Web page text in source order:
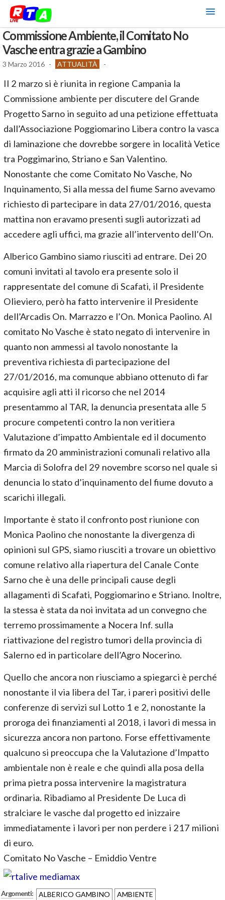
Commissione Ambiente, il Comitato No
Vasche entra grazie a Gambino
3 Marzo 2016 - ATTUALITÀ -
Il 2 marzo si è riunita in regione Campania la
Commissione ambiente per discutere del Grande
Progetto Sarno in seguito ad una petizione effettuata
dall’Associazione Poggiomarino Libera contro la vasca
di laminazione che dovrebbe sorgere in località Vetice
tra Poggimarino, Striano e San Valentino.
Nonostante che come Comitato No Vasche, No
Inquinamento, Si alla messa del fiume Sarno avevamo
richiesto di partecipare in data 27/01/2016, questa
mattina non eravamo presenti sugli autorizzati ad
accedere agli uffici, ma grazie all’intervento dell’On.
Alberico Gambino siamo riusciti ad entrare. Dei 20
comuni invitati al tavolo era presente solo il
rappresentate del comune di Scafati, il Presidente
Olieviero, però ha fatto intervenire il Presidente
dell’Arcadis On. Marrazzo e l’On. Monica Paolino. Al
comitato No Vasche è stato negato di intervenire in
quanto non ammessi al tavolo nonostante la
preventiva richiesta di partecipazione del
27/01/2016, ma comunque abbiano ottenuto di far
acquisire agli atti il ricorso che nel 2014
presentammo al TAR, la denuncia presentata alle 5
procure competenti contro la non veritiera
Valutazione d’impatto Ambientale ed il documento
firmato da 20 amministrazioni comunali relativo alla
Marcia di Solofra del 29 novembre scorso nel quale si
denuncia lo stato d’inquinamento del fiume dovuto a
scarichi illegali.
Importante è stato il confronto post riunione con
Monica Paolino che nonostante la divergenza di
opinioni sul GPS, siamo riusciti a trovare un obiettivo
comune relativo alla riapertura del Canale Conte
Sarno che è una delle principali cause degli
allagamenti di Scafati, Poggiomarino e Striano. Inoltre,
la stessa è stata da noi invitata ad un convegno che
terremo prossimamente a Nocera Inf. sulla
riattivazione del registro tumori della provincia di
Salerno ed in particolare dell’Agro Nocerino.
Quello che ancora non riusciamo a spiegarci è perché
nonostante il via libera del Tar, i pareri positivi delle
conferenze di servizi sul Lotto 1 e 2, nonostante la
proroga dei finanziamenti al 2018, i lavori di messa in
sicurezza ancora non partono. Forse effettivamente
qualcuno si preoccupa che la Valutazione d’Impatto
ambientale non è reale e che quindi alla posa della
prima pietra possa intervenire la magistratura
ordinaria. Ribadiamo al Presidente De Luca di
stralciare le vasche dal progetto ed inizzaire
immediatamente i lavori per non perdere i 217 milioni
di euro.
Comitato No Vasche – Emiddio Ventre
Argomenti: ALBERICO GAMBINO AMBIENTE